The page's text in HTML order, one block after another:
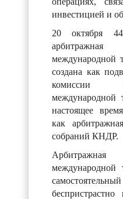
инвестицией и
20 октября
международной
создана как
комиссии
настоящее
как
собраний КНДР.